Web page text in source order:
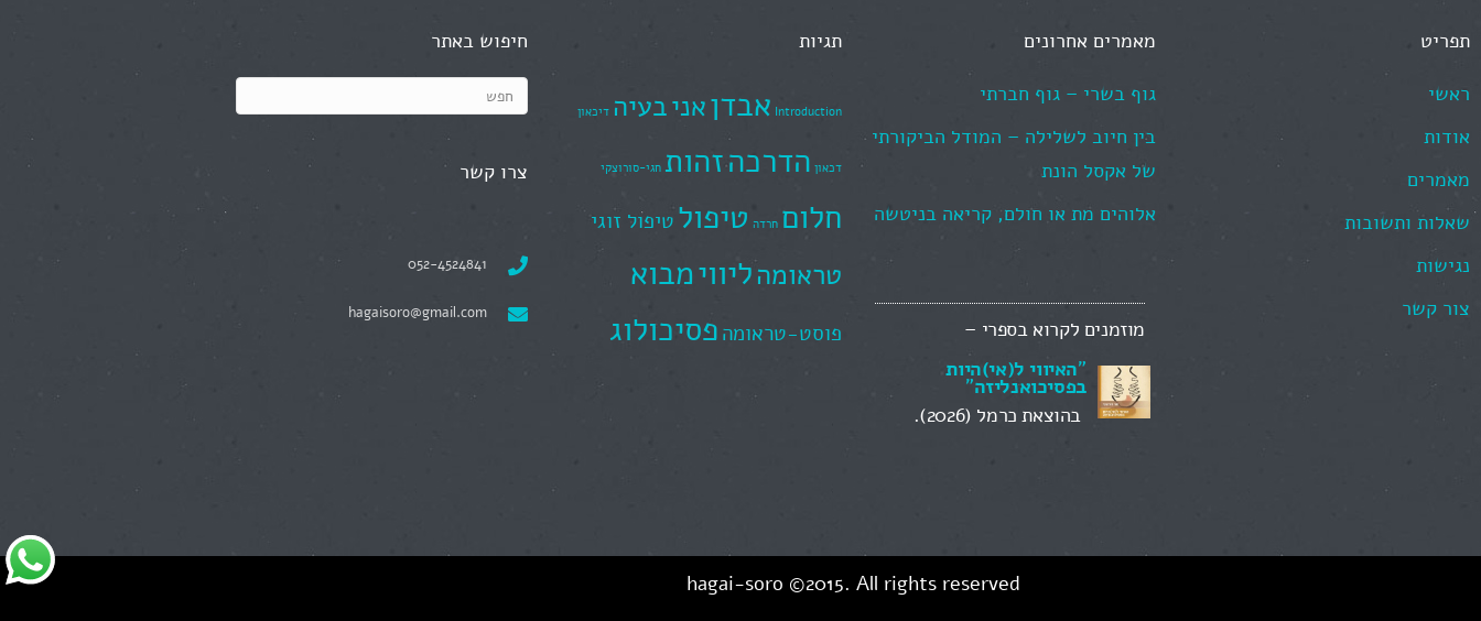
תפריט
ראשי
אודות
מאמרים
שאלות ותשובות
נגישות
צור קשר
מאמרים אחרונים
גוף בשרי – גוף חברתי
בין חיוב לשלילה – המודל הביקורתי
של אקסל הונת
אלוהים מת או חולם, קריאה בניטשה
מוזמנים לקרוא בספרי –
"האיווי ל(אי)היות
בפסיכואנליזה"
בהוצאת כרמל (2026).
תגיות
Introduction אבדןאניבעיה דיכאון
דכאון הדרכהזהות חגי-סורוצקי
חלום חרדה טיפולטיפול זוגי
טראומהליווימבוא
פוסט-טראומהפסיכולוג
חיפוש באתר
צרו קשר
052-4524841
hagaisoro@gmail.com
hagai-soro ©2015. All rights reserved